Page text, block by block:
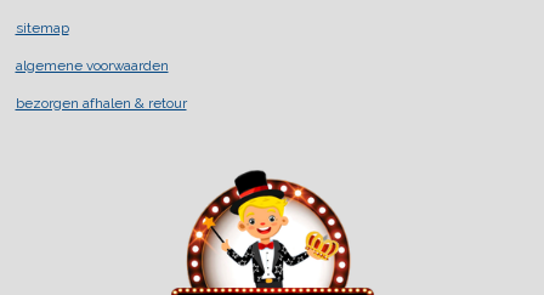
sitemap
algemene voorwaarden
bezorgen afhalen & retour